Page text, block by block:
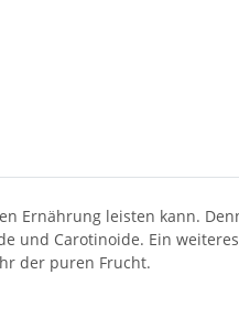
Ernährung leisten kann.
und Carotinoide. Ein
der puren Frucht.